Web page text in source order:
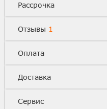
Рассрочка
Отзывы 1
Оплата
Доставка
Сервис